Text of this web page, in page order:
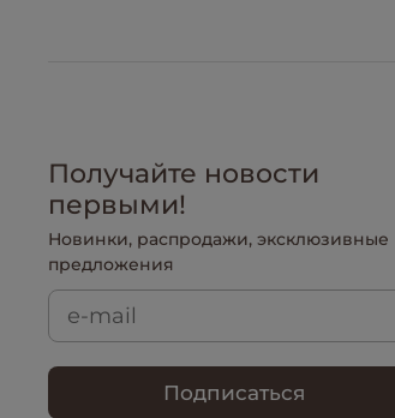
Получайте новости
первыми!
Новинки, распродажи, эксклюзивные
предложения
Подписаться